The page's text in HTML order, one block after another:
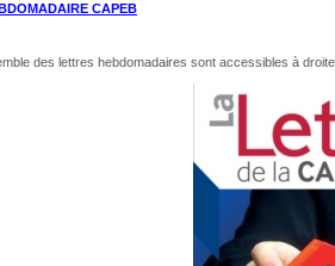
CAPEB
des lettres hebdomadaires sont accessibles à